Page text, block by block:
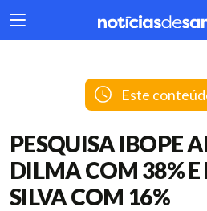
404
Este
PESQUISA IBOPE
DILMA COM 38%
SILVA COM 16%